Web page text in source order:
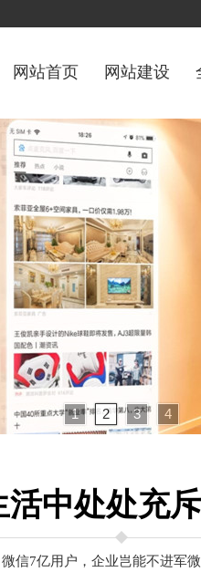
网站首页 网站建设
1 2 3 4
活中处处充
微信7亿用户，企业岂能不进军